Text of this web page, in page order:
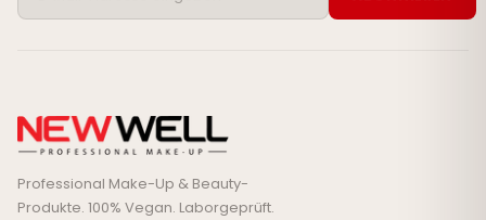
Professional Make-Up & Beauty-
Produkte. 100% Vegan. Laborgeprüft.